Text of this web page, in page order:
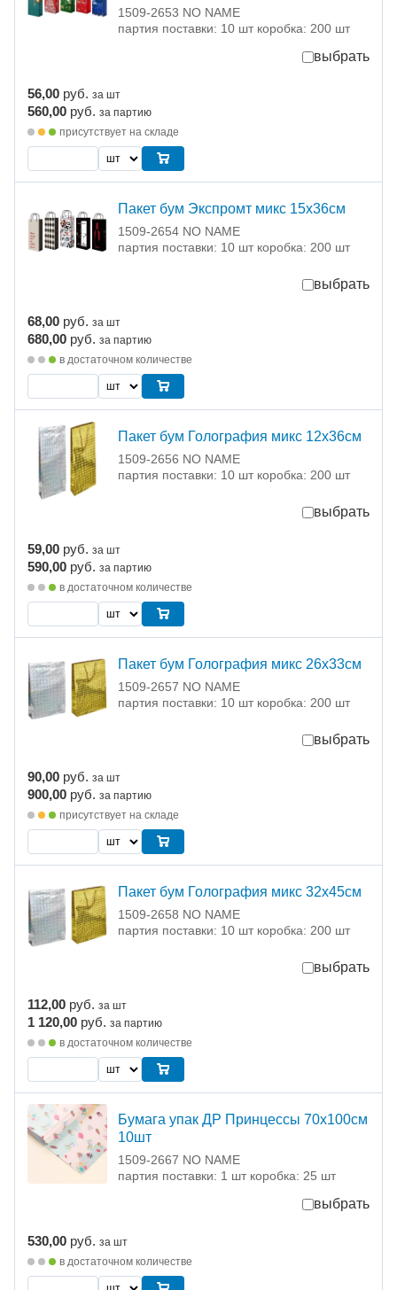
1509-2653 NO NAME
партия поставки: 10 шт коробка: 200 шт
выбрать
56,00 руб. за шт
560,00 руб. за партию
присутствует на складе
Пакет бум Экспромт микс 15х36см
1509-2654 NO NAME
партия поставки: 10 шт коробка: 200 шт
выбрать
68,00 руб. за шт
680,00 руб. за партию
в достаточном количестве
Пакет бум Голография микс 12х36см
1509-2656 NO NAME
партия поставки: 10 шт коробка: 200 шт
выбрать
59,00 руб. за шт
590,00 руб. за партию
в достаточном количестве
Пакет бум Голография микс 26х33см
1509-2657 NO NAME
партия поставки: 10 шт коробка: 200 шт
выбрать
90,00 руб. за шт
900,00 руб. за партию
присутствует на складе
Пакет бум Голография микс 32х45см
1509-2658 NO NAME
партия поставки: 10 шт коробка: 200 шт
выбрать
112,00 руб. за шт
1 120,00 руб. за партию
в достаточном количестве
Бумага упак ДР Принцессы 70х100см
10шт
1509-2667 NO NAME
партия поставки: 1 шт коробка: 25 шт
выбрать
530,00 руб. за шт
в достаточном количестве